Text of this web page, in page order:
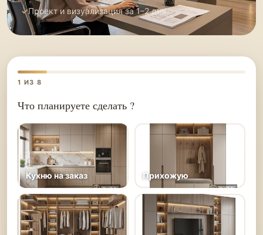
Проект и визуализация за 1–2 дня
1 ИЗ 8
Что планируете сделать ?
Кухню на заказ Прихожую